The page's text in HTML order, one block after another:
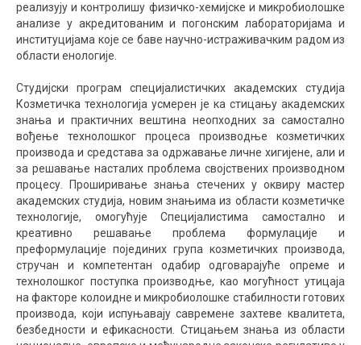
реализују и контролишу физичко-хемијске и микробиолошке
анализе у акредитованим и погонским лабораторијама и
институцијама које се баве научно-истраживачким радом из
области енологије.
Студијски програм специјалистичких академских студија
Козметичка технологија усмерен је ка стицању академских
знања и практичних вештина неопходних за самостално
вођење технолошког процеса производње козметичких
производа и средстава за одржавање личне хигијене, али и
за решавање насталих проблема својствених производном
процесу. Проширивање знања стечених у оквиру мастер
академских студија, новим знањима из области козметичке
технологије, омогућује Специјалистима самостално и
креативно решавање проблема формулације и
преформулације појединих група козметичких производа,
стручан и компетентан одабир одговарајуће опреме и
технолошког поступка производње, као могућност утицаја
на факторе колоидне и микробиолошке стабилности готових
производа, који испуњавају савремене захтеве квалитета,
безбедности и ефикасности. Стицањем знања из области